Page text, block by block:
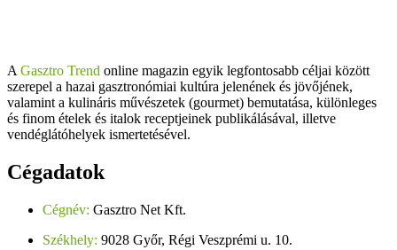
AGasztro Trend online magazin egyik legfontosabb céljai között
szerepel a hazai gasztronómiai kultúra jelenének és jövőjének,
valamint a kulináris művészetek (gourmet) bemutatása, különleges
és finom ételek és italok receptjeinek publikálásával, illetve
vendéglátóhelyek ismertetésével.
Cégadatok
Cégnév: Gasztro Net Kft.
Székhely: 9028 Győr, Régi Veszprémi u. 10.